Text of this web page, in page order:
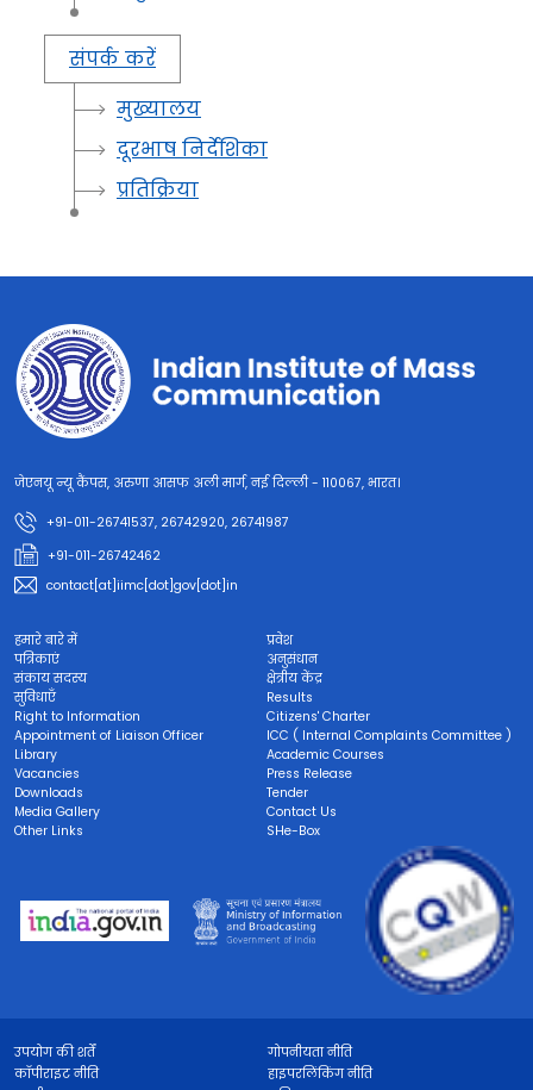
संपर्क करें
मुख्यालय
दूरभाष निर्देशिका
प्रतिक्रिया
जेएनयू न्यू कैंपस, अरुणा आसफ अली मार्ग, नई दिल्ली - 110067, भारत।
+91-011-26741537, 26742920, 26741987
+91-011-26742462
contact[at]iimc[dot]gov[dot]in
हमारे बारे में
प्रवेश
पत्रिकाएं
अनुसंधान
संकाय सदस्य
क्षेत्रीय केंद्र
सुविधाएँ
Results
Right to Information
Citizens' Charter
Appointment of Liaison Officer
ICC ( Internal Complaints Committee )
Library
Academic Courses
Vacancies
Press Release
Downloads
Tender
Media Gallery
Contact Us
Other Links
SHe-Box
उपयोग की शर्तें
गोपनीयता नीति
कॉपीराइट नीति
हाइपरलिंकिंग नीति